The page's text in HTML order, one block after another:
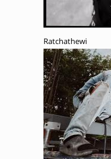
Ratchathewi